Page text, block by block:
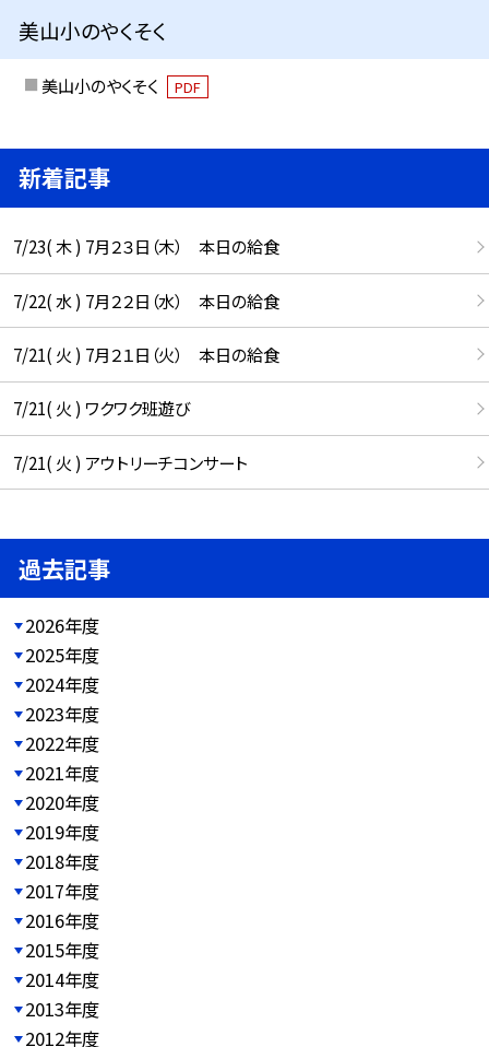
美山小のやくそく
美山小のやくそく PDF
新着記事
7/23( 木 ) 7月２３日（木） 本日の給食
7/22( 水 ) 7月２２日（水） 本日の給食
7/21( 火 ) 7月２１日（火） 本日の給食
7/21( 火 ) ワクワク班遊び
7/21( 火 ) アウトリーチコンサート
過去記事
2026年度
2025年度
2024年度
2023年度
2022年度
2021年度
2020年度
2019年度
2018年度
2017年度
2016年度
2015年度
2014年度
2013年度
2012年度